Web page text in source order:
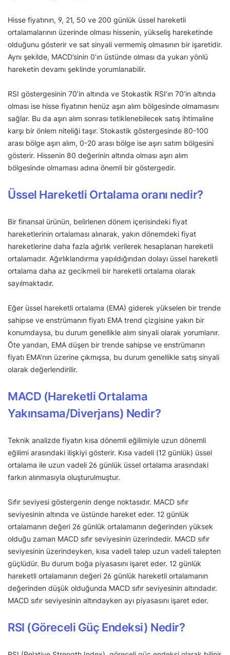
Hisse fiyatının, 9, 21, 50 ve 200 günlük üssel hareketli
ortalamalarının üzerinde olması hissenin, yükseliş hareketinde
olduğunu gösterir ve sat sinyali vermemiş olmasının bir işaretidir.
Aynı şekilde, MACD’sinin 0’ın üstünde olması da yukarı yönlü
hareketin devamı şeklinde yorumlanabilir.
RSI göstergesinin 70’in altında ve Stokastik RSI’ın 70’in altında
olması ise hisse fiyatının henüz aşırı alım bölgesinde olmamasını
sağlar. Bu da aşırı alım sonrası tetiklenebilecek satış ihtimaline
karşı bir önlem niteliği taşır. Stokastik göstergesinde 80-100
arası bölge aşırı alım, 0-20 arası bölge ise aşırı satım bölgesini
gösterir. Hissenin 80 değerinin altında olması aşırı alım
bölgesinde olmaması adına önemli bir göstergedir.
Üssel Hareketli Ortalama oranı nedir?
Bir finansal ürünün, belirlenen dönem içerisindeki fiyat
hareketlerinin ortalaması alınarak, yakın dönemdeki fiyat
hareketlerine daha fazla ağırlık verilerek hesaplanan hareketli
ortalamadır. Ağırlıklandırma yapıldığından dolayı üssel hareketli
ortalama daha az gecikmeli bir hareketli ortalama olarak
sayılmaktadır.
Eğer üssel hareketli ortalama (EMA) giderek yükselen bir trende
sahipse ve enstrümanın fiyatı EMA trend çizgisine yakın bir
konumdaysa, bu durum genellikle alım sinyali olarak yorumlanır.
Öte yandan, EMA düşen bir trende sahipse ve enstrümanın
fiyatı EMA’nın üzerine çıkmışsa, bu durum genellikle satış sinyali
olarak değerlendirilir.
MACD (Hareketli Ortalama
Yakınsama/Diverjans) Nedir?
Teknik analizde fiyatın kısa dönemli eğilimiyle uzun dönemli
eğilimi arasındaki ilişkiyi gösterir. Kısa vadeli (12 günlük) üssel
ortalama ile uzun vadeli 26 günlük üssel ortalama arasındaki
farkın alınmasıyla oluşturulmuştur.
Sıfır seviyesi göstergenin denge noktasıdır. MACD sıfır
seviyesinin altında ve üstünde hareket eder. 12 günlük
ortalamanın değeri 26 günlük ortalamanın değerinden yüksek
olduğu zaman MACD sıfır seviyesinin üzerindedir. MACD sıfır
seviyesinin üzerindeyken, kısa vadeli talep uzun vadeli talepten
güçlüdür. Bu durum boğa piyasasını işaret eder. 12 günlük
hareketli ortalamanın değeri 26 günlük hareketli ortalamanın
değerinden düşük olduğunda MACD sıfır seviyesinin altındadır.
MACD sıfır seviyesinin altındayken ayı piyasasını işaret eder.
RSI (Göreceli Güç Endeksi) Nedir?